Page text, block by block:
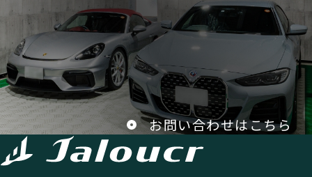
お問い合わせはこちら